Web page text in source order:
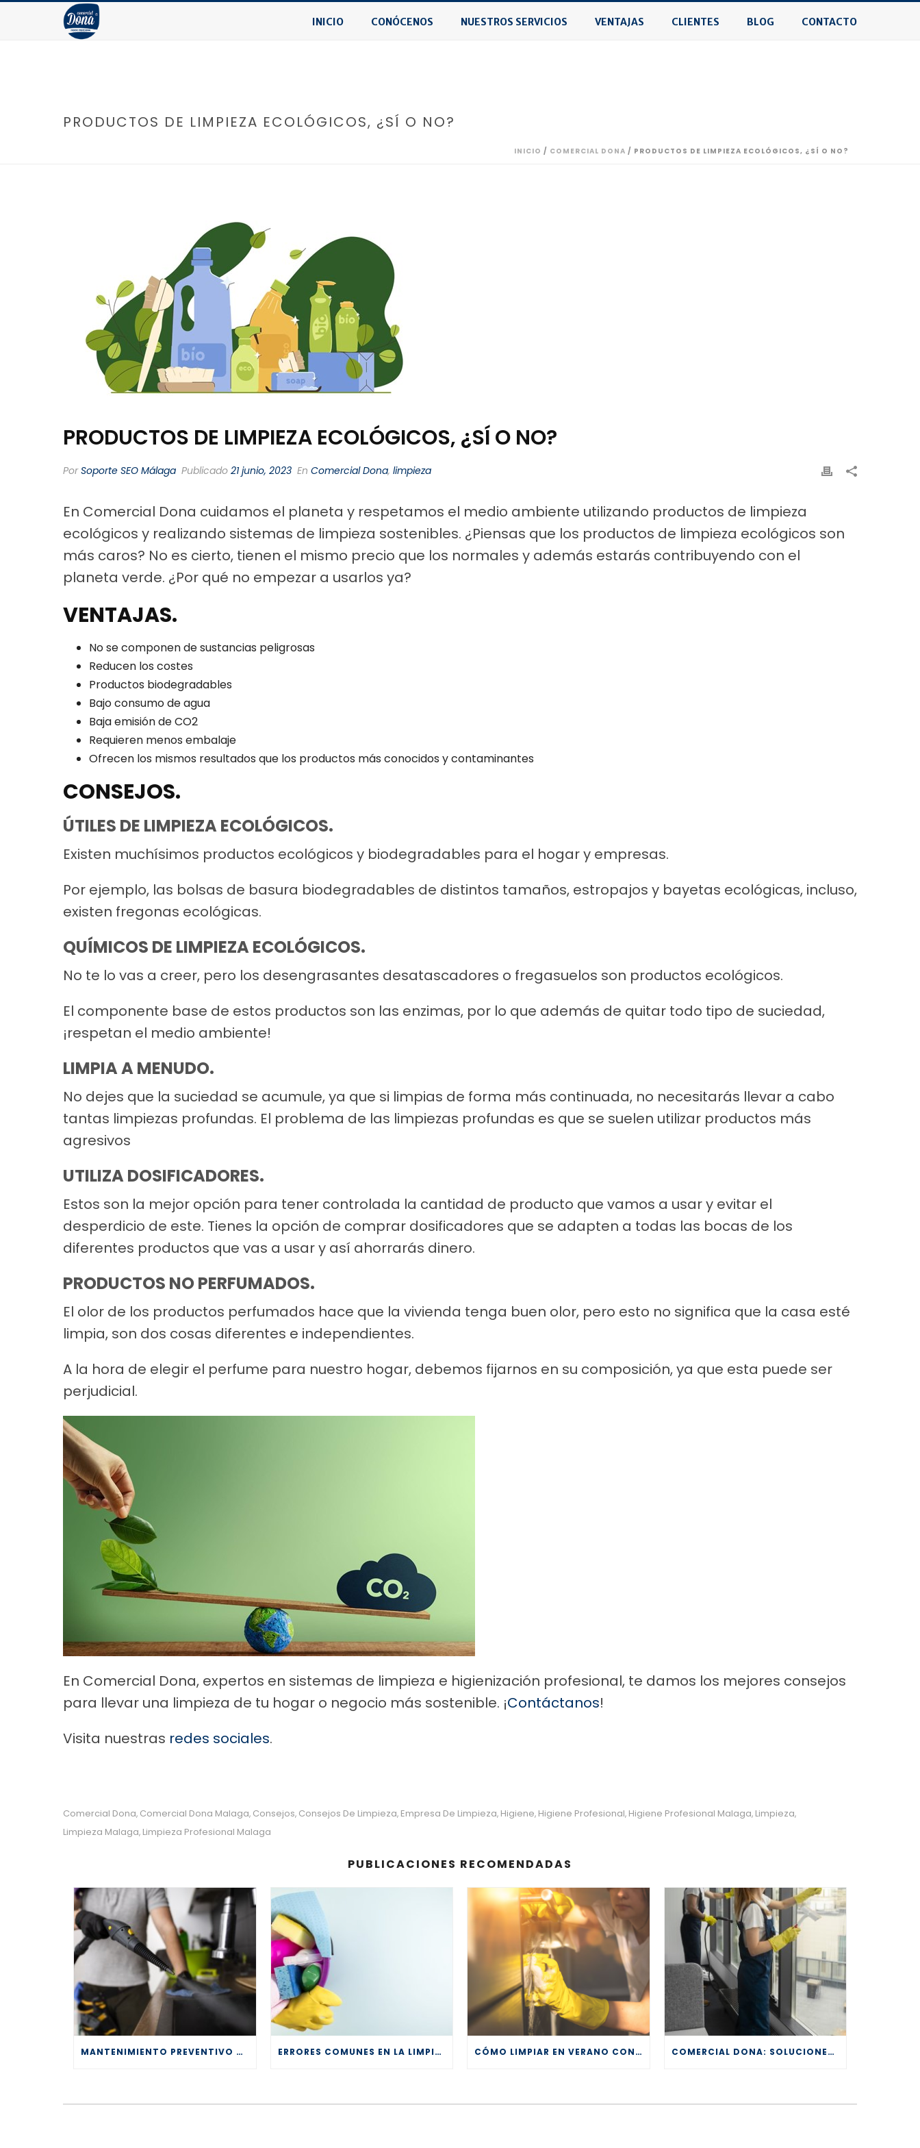
INICIO CONÓCENOS NUESTROS SERVICIOS VENTAJAS CLIENTES BLOG CONTACTO
PRODUCTOS DE LIMPIEZA ECOLÓGICOS, ¿SÍ O NO?
INICIO / COMERCIAL DONA / PRODUCTOS DE LIMPIEZA ECOLÓGICOS, ¿SÍ O NO?
PRODUCTOS DE LIMPIEZA ECOLÓGICOS, ¿SÍ O NO?
PorSoporte SEO Málaga Publicado 21 junio, 2023 En Comercial Dona, limpieza
En Comercial Dona cuidamos el planeta y respetamos el medio ambiente utilizando productos de limpieza
ecológicos y realizando sistemas de limpieza sostenibles. ¿Piensas que los productos de limpieza ecológicos son
más caros? No es cierto, tienen el mismo precio que los normales y además estarás contribuyendo con el
planeta verde. ¿Por qué no empezar a usarlos ya?
VENTAJAS.
No se componen de sustancias peligrosas
Reducen los costes
Productos biodegradables
Bajo consumo de agua
Baja emisión de CO2
Requieren menos embalaje
Ofrecen los mismos resultados que los productos más conocidos y contaminantes
CONSEJOS.
ÚTILES DE LIMPIEZA ECOLÓGICOS.
Existen muchísimos productos ecológicos y biodegradables para el hogar y empresas.
Por ejemplo, las bolsas de basura biodegradables de distintos tamaños, estropajos y bayetas ecológicas, incluso,
existen fregonas ecológicas.
QUÍMICOS DE LIMPIEZA ECOLÓGICOS.
No te lo vas a creer, pero los desengrasantes desatascadores o fregasuelos son productos ecológicos.
El componente base de estos productos son las enzimas, por lo que además de quitar todo tipo de suciedad,
¡respetan el medio ambiente!
LIMPIA A MENUDO.
No dejes que la suciedad se acumule, ya que si limpias de forma más continuada, no necesitarás llevar a cabo
tantas limpiezas profundas. El problema de las limpiezas profundas es que se suelen utilizar productos más
agresivos
UTILIZA DOSIFICADORES.
Estos son la mejor opción para tener controlada la cantidad de producto que vamos a usar y evitar el
desperdicio de este. Tienes la opción de comprar dosificadores que se adapten a todas las bocas de los
diferentes productos que vas a usar y así ahorrarás dinero.
PRODUCTOS NO PERFUMADOS.
El olor de los productos perfumados hace que la vivienda tenga buen olor, pero esto no significa que la casa esté
limpia, son dos cosas diferentes e independientes.
A la hora de elegir el perfume para nuestro hogar, debemos fijarnos en su composición, ya que esta puede ser
perjudicial.
En Comercial Dona, expertos en sistemas de limpieza e higienización profesional, te damos los mejores consejos
para llevar una limpieza de tu hogar o negocio más sostenible. ¡Contáctanos!
Visita nuestras redes sociales.
Comercial Dona, Comercial Dona Malaga, Consejos, Consejos De Limpieza, Empresa De Limpieza, Higiene, Higiene Profesional, Higiene Profesional Malaga, Limpieza,
Limpieza Malaga, Limpieza Profesional Malaga
PUBLICACIONES RECOMENDADAS
MANTENIMIENTO PREVENTIVO VS LIMPIEZA REACTIVA ERRORES COMUNES EN LA LIMPIEZA PROFESIONAL Y CÓMO EVITARLOS CÓMO LIMPIAR EN VERANO CON CALOR: TRUCOS EFECTIVOS PARA UN HOGAR FRESCO Y RELUCIENTE COMERCIAL DONA: SOLUCIONES DE LIMPIEZA DE CALIDAD PARA TODOS LOS SECTORES